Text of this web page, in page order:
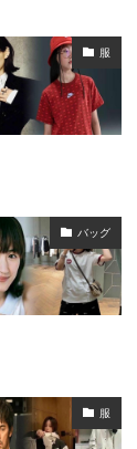
服
バッグ
服